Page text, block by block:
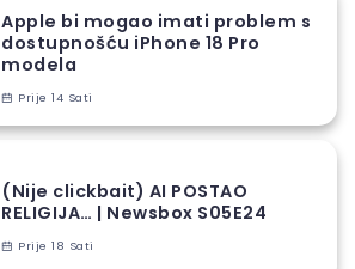
Apple bi mogao imati problem s
dostupnošću iPhone 18 Pro
modela
Prije 14 Sati
(Nije clickbait) AI POSTAO
RELIGIJA… | Newsbox S05E24
Prije 18 Sati